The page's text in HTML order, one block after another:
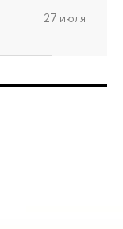
27 июля